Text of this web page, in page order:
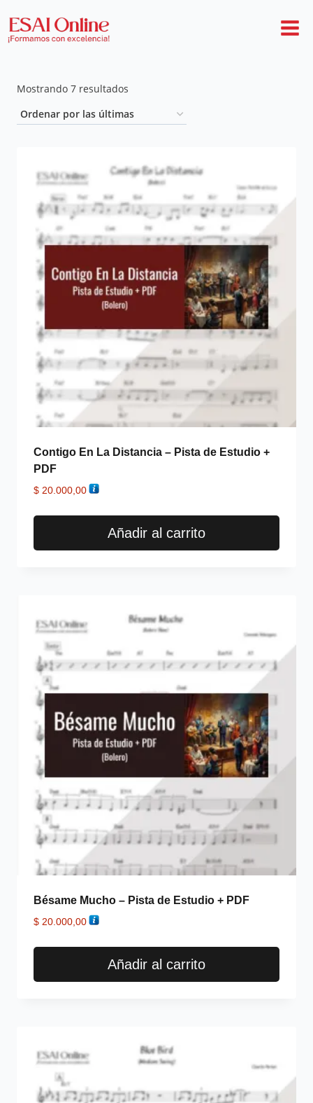
Mostrando 7 resultados
Contigo En La Distancia – Pista de Estudio +
PDF
$ 20.000,00
Añadir al carrito
Bésame Mucho – Pista de Estudio + PDF
$ 20.000,00
Añadir al carrito